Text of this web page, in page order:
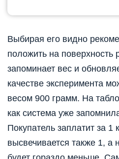
Выбирая его видно
положить на поверхность
запоминает вес и
качестве эксперимента
весом 900 грамм. На табло
как система уже
Покупатель заплатит за 1
высвечивается также 1, а